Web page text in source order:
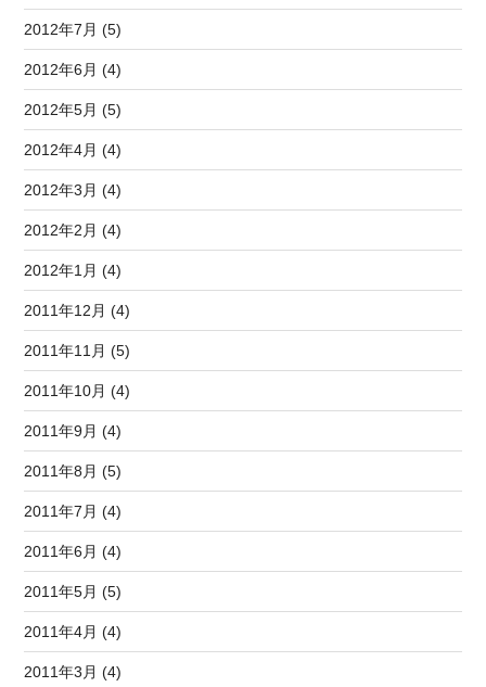
2012年7月 (5)
2012年6月 (4)
2012年5月 (5)
2012年4月 (4)
2012年3月 (4)
2012年2月 (4)
2012年1月 (4)
2011年12月 (4)
2011年11月 (5)
2011年10月 (4)
2011年9月 (4)
2011年8月 (5)
2011年7月 (4)
2011年6月 (4)
2011年5月 (5)
2011年4月 (4)
2011年3月 (4)